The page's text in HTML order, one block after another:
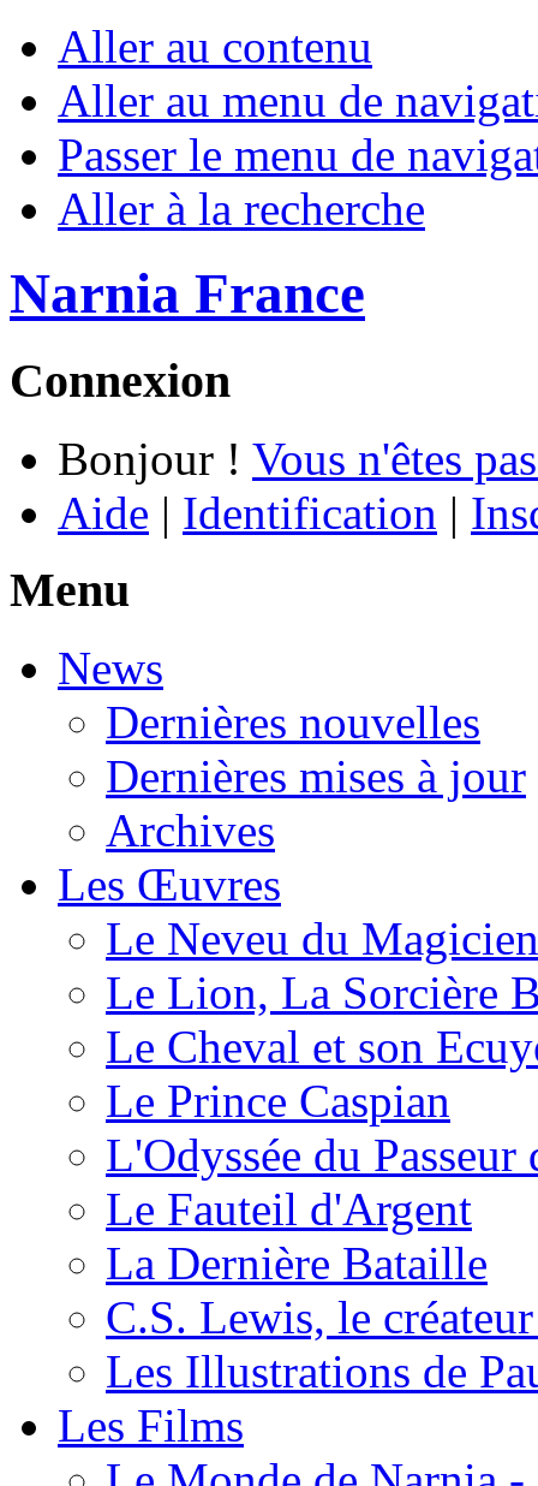
Aller au contenu
Aller au menu de
Passer le menu de
Aller à la recherche
Narnia France
Connexion
Bonjour ! Vous n'êtes
Aide | Identification |
Menu
News
Dernières nouvelles
Dernières mises à jour
Archives
Les Œuvres
Le Neveu du Magicien
Le Lion, La Sorcière
Le Cheval et son
Le Prince Caspian
L'Odyssée du
Le Fauteil d'Argent
La Dernière Bataille
C.S. Lewis, le
Les Illustrations de
Les Films